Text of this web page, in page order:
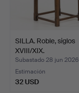
SILLA. Roble, siglos
XVIII/XIX.
Subastado 28 jun 2026
Estimación
32 USD